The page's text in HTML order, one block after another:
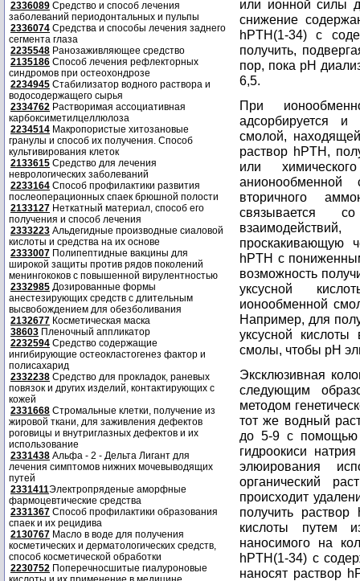
2336089 Средство и способ лечения
заболеваний периодонтальных и пульпы
2336074 Средства и способы лечения заднего
сегмента глаза
2235548 Ранозаживляющее средство
2135186 Способ лечения рефлекторных
синдромов при остеохондрозе
2234945 Стабилизатор водного раствора и
водосодержащего сырья
2334762 Растворимая ассоциативная
карбоксиметилцеллюлоза
2234514 Макропористые хитозановые
гранулы и способ их получения. Способ
культивирования клеток
2133615 Средство для лечения
неврологических заболеваний
2233164 Способ профилактики развития
послеоперационных спаек брюшной полости
2133127 Неткатный материал, способ его
получения и способ лечения
2333223 Альдегидные производные сиаловой
кислоты и средства на их основе
2333007 Полипептидные вакцины для
широкой защиты против рядов поколений
менингококов с повышенной вирулентностью
2332985 Дозированные формы
анестезирующих средств с длительным
высвобождением для обезболивания
2132677 Косметическая маска
38603 Пленочный аппликатор
2232594 Средство содержащие
ингибирующие остеокластогенез фактор и
полисахарид
2332238 Средство для прокладок, раневых
повязок и других изделий, контактирующих с
кожей
2331668 Стромальные клетки, получение из
жировой ткани, для заживления дефектов
роговицы и внутриглазных дефектов и их
использование
2331438 Альфа - 2 - Дельта Лигант для
лечения симптомов нижних мочевыводящих
путей
2331411Электропряденые аморфные
фармоцевтические средства
2331367 Способ профилактики образования
спаек и их рецидива
2130767 Масло в воде для получения
косметических и дерматологических средств,
способ косметической обработки
2230752 Поперечносшитые гиалуроновые
или ионной силы
снижение
hPTH(1-34) с
получить,
пор, пока рН
6,5.
При
адсорбируется и
смолой,
раствор hPTH,
или
вторичного
связывается
проскакивающую
hPTH с
возможность
уксусной
ионообменной
Например, для
уксусной
смолы, чтобы рН
Эксклюзивная
следующим
методом
тот же водный
до 5-9 с помощью
гидроокиси
элюирования
органический
происходит
получить
кислоты путем
наносимого на
hPTH(1-34) с
наносят раствор